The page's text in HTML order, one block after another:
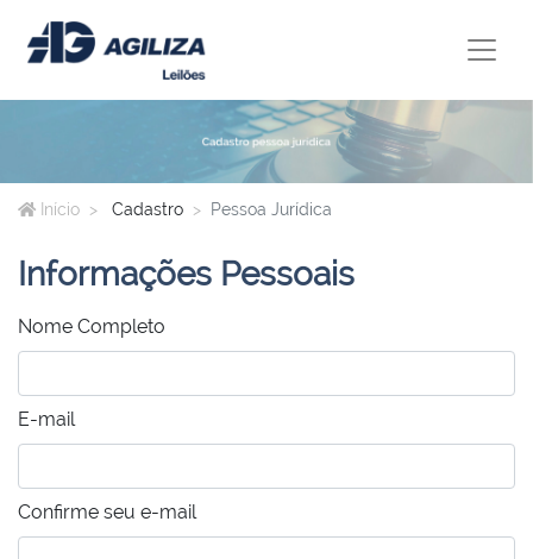
Início Cadastro Pessoa Jurídica
Informações Pessoais
Nome Completo
E-mail
Confirme seu e-mail